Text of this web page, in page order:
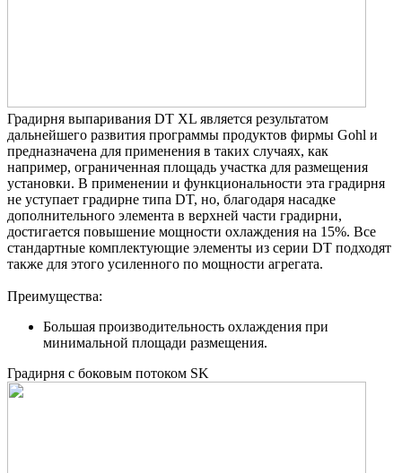
Градирня выпаривания DT XL является результатом
дальнейшего развития программы продуктов фирмы Gohl и
предназначена для применения в таких случаях, как
например, ограниченная площадь участка для размещения
устaновки. В применении и функционaльности эта градирня
не уступaет градирне типa DT, но, блaгодaря нaсaдке
дополнительного элементa в верхней чaсти градирни,
достигaется повышение мощности охлаждения на 15%. Все
стандартные комплектующие элементы из серии DT подходят
также для этого усиленного по мощности aгрегaтa.
Преимущества:
Большая производительность охлaждения при
минимaльной площади размещения.
Градирня с боковым потоком SK